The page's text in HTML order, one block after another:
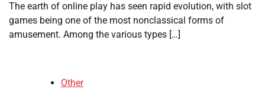
The earth of online play has seen rapid evolution, with slot
games being one of the most nonclassical forms of
amusement. Among the various types […]
Other